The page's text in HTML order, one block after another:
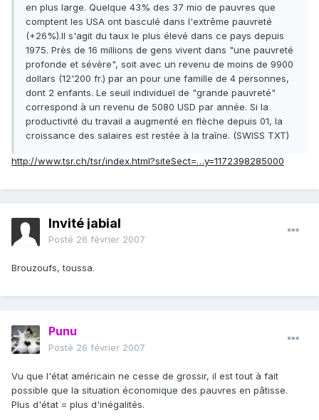
en plus large. Quelque 43% des 37 mio de pauvres que
comptent les USA ont basculé dans l'extrême pauvreté
(+26%).Il s'agit du taux le plus élevé dans ce pays depuis
1975. Près de 16 millions de gens vivent dans "une pauvreté
profonde et sévère", soit avec un revenu de moins de 9900
dollars (12'200 fr.) par an pour une famille de 4 personnes,
dont 2 enfants. Le seuil individuel de "grande pauvreté"
correspond à un revenu de 5080 USD par année. Si la
productivité du travail a augmenté en flèche depuis 01, la
croissance des salaires est restée à la traîne. (SWISS TXT)
http://www.tsr.ch/tsr/index.html?siteSect=…y=1172398285000
Invité jabial
Posté 26 février 2007
Brouzoufs, toussa.
Punu
Posté 26 février 2007
Vu que l'état américain ne cesse de grossir, il est tout à fait
possible que la situation économique des pauvres en pâtisse.
Plus d'état = plus d'inégalités.